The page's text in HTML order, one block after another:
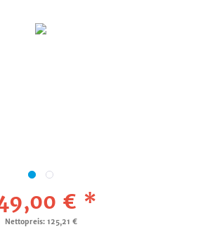
€ *
Nettopreis: 125,21 €